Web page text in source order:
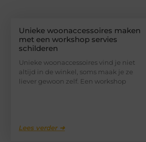
Unieke woonaccessoires maken
met een workshop servies
schilderen
Unieke woonaccessoires vind je niet
altijd in de winkel, soms maak je ze
liever gewoon zelf. Een workshop
Lees verder ➜